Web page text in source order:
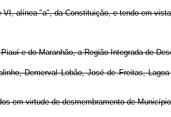
alínea "a", da Constituição, e tendo em
e do Maranhão, a Região Integrada de
Demerval Lobão, José de Freitas,
em virtude de desmembramento de